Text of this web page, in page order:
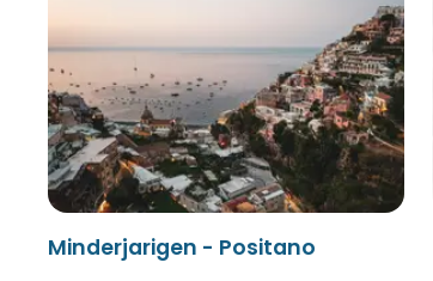
Minderjarigen - Positano